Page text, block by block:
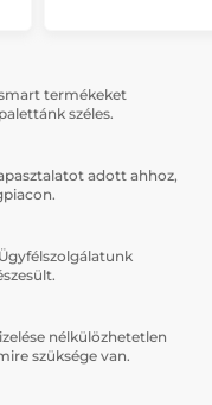
termékeket
széles.
adott ahhoz,
nélkülözhetetlen
szüksége van.